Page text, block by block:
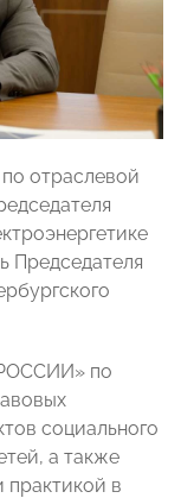
отраслевой
Председателя
по
социального
а также
практикой в